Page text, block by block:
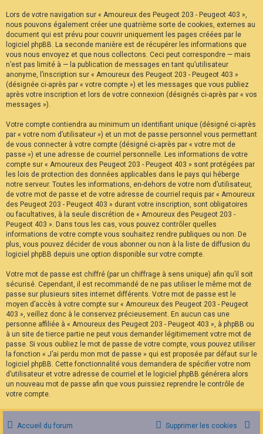
Lors de votre navigation sur « Amoureux des Peugeot 203 - Peugeot 403 »,
nous pouvons également créer une quatrième sorte de cookies, externes au
document qui est prévu pour couvrir uniquement les pages créées par le
logiciel phpBB. La seconde manière est de récupérer les informations que
vous nous envoyez et que nous collectons. Ceci peut correspondre — mais
n’est pas limité à — la publication de messages en tant qu’utilisateur
anonyme, l’inscription sur « Amoureux des Peugeot 203 - Peugeot 403 »
(désignée ci-après par « votre compte ») et les messages que vous publiez
après votre inscription et lors de votre connexion (désignés ci-après par « vos
messages »).
Votre compte contiendra au minimum un identifiant unique (désigné ci-après
par « votre nom d’utilisateur ») et un mot de passe personnel vous permettant
de vous connecter à votre compte (désigné ci-après par « votre mot de
passe ») et une adresse de courriel personnelle. Les informations de votre
compte sur « Amoureux des Peugeot 203 - Peugeot 403 » sont protégées par
les lois de protection des données applicables dans le pays qui héberge
notre serveur. Toutes les informations, en-dehors de votre nom d’utilisateur,
de votre mot de passe et de votre adresse de courriel requis par « Amoureux
des Peugeot 203 - Peugeot 403 » durant votre inscription, sont obligatoires
ou facultatives, à la seule discrétion de « Amoureux des Peugeot 203 -
Peugeot 403 ». Dans tous les cas, vous pouvez contrôler quelles
informations de votre compte vous souhaitez rendre publiques ou non. De
plus, vous pouvez décider de vous abonner ou non à la liste de diffusion du
logiciel phpBB depuis une option disponible sur votre compte.
Votre mot de passe est chiffré (par un chiffrage à sens unique) afin qu’il soit
sécurisé. Cependant, il est recommandé de ne pas utiliser le même mot de
passe sur plusieurs sites internet différents. Votre mot de passe est le
moyen d’accès à votre compte sur « Amoureux des Peugeot 203 - Peugeot
403 », veillez donc à le conservez précieusement. En aucun cas une
personne affiliée à « Amoureux des Peugeot 203 - Peugeot 403 », à phpBB ou
à un site de tierce partie ne peut vous demander légitimement votre mot de
passe. Si vous oubliez le mot de passe de votre compte, vous pouvez utiliser
la fonction « J’ai perdu mon mot de passe » qui est proposée par défaut sur le
logiciel phpBB. Cette fonctionnalité vous demandera de spécifier votre nom
d’utilisateur et votre adresse de courriel et le logiciel phpBB générera alors
un nouveau mot de passe afin que vous puissiez reprendre le contrôle de
votre compte.
Accueil du forum Supprimer les cookies